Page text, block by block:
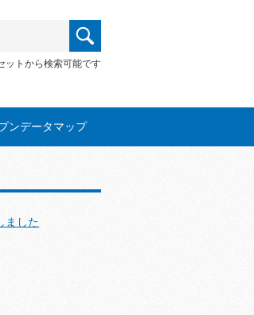
ットから検索可能です
ンデータマップ
ました